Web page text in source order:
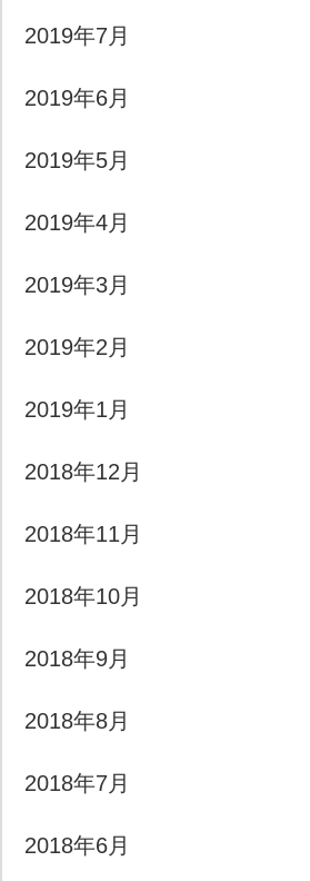
2019年7月
2019年6月
2019年5月
2019年4月
2019年3月
2019年2月
2019年1月
2018年12月
2018年11月
2018年10月
2018年9月
2018年8月
2018年7月
2018年6月